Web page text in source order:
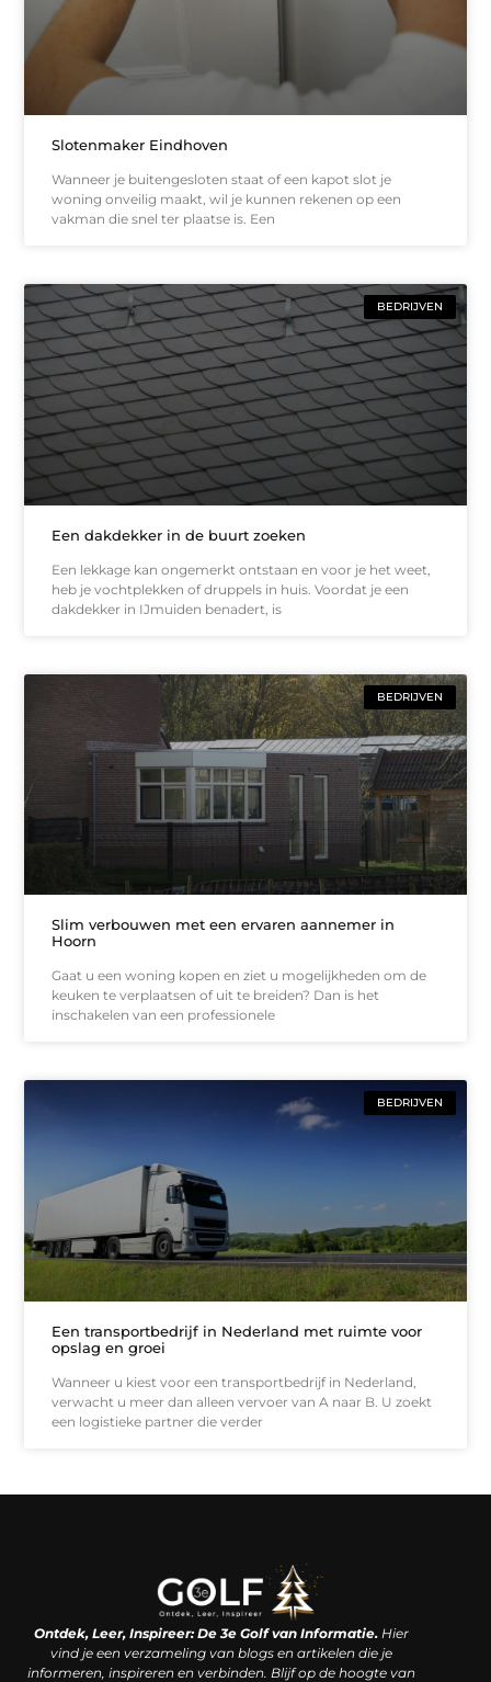
Slotenmaker Eindhoven
Wanneer je buitengesloten staat of een kapot slot je
woning onveilig maakt, wil je kunnen rekenen op een
vakman die snel ter plaatse is. Een
BEDRIJVEN
Een dakdekker in de buurt zoeken
Een lekkage kan ongemerkt ontstaan en voor je het weet,
heb je vochtplekken of druppels in huis. Voordat je een
dakdekker in IJmuiden benadert, is
BEDRIJVEN
Slim verbouwen met een ervaren aannemer in
Hoorn
Gaat u een woning kopen en ziet u mogelijkheden om de
keuken te verplaatsen of uit te breiden? Dan is het
inschakelen van een professionele
BEDRIJVEN
Een transportbedrijf in Nederland met ruimte voor
opslag en groei
Wanneer u kiest voor een transportbedrijf in Nederland,
verwacht u meer dan alleen vervoer van A naar B. U zoekt
een logistieke partner die verder
Ontdek, Leer, Inspireer: De 3e Golf van Informatie.Hier
vind je een verzameling van blogs en artikelen die je
informeren, inspireren en verbinden. Blijf op de hoogte van